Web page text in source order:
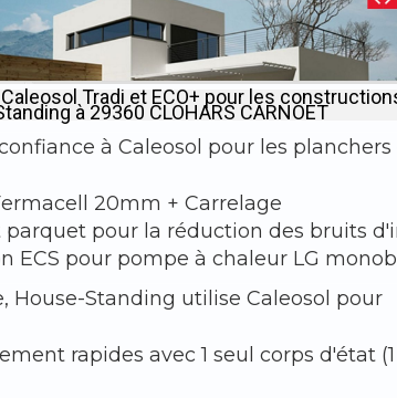
Tradi et ECO+ pour les
à 29360 CLOHARS CARNOET
à Caleosol pour les
20mm + Carrelage
parquet pour la réduction des bruits
ECS pour pompe à chaleur LG
House-Standing utilise Caleosol pour
rapides avec 1 seul corps d'état